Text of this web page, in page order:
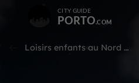
CITY GUIDE
PORTO
Loisirs enfants au Nord de Porto